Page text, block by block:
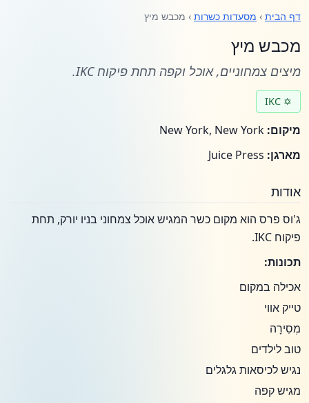
דף הבית › מסעדות כשרות › מכבש מיץ
מכבש מיץ
מיצים צמחוניים, אוכל וקפה תחת פיקוח IKC.
✡ IKC
מיקום:
מארגן:
אודות
ג'וס פרס הוא מקום כשר המגיש אוכל צמחוני בניו יורק, תחת
פיקוח IKC.
תכונות:
אכילה במקום
טייק אווי
מְסִירָה
טוב לילדים
נגיש לכיסאות גלגלים
מגיש קפה